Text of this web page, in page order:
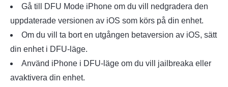
Gå till DFU Mode iPhone om du vill nedgradera den
uppdaterade versionen av iOS som körs på din enhet.
Om du vill ta bort en utgången betaversion av iOS, sätt
din enhet i DFU-läge.
Använd iPhone i DFU-läge om du vill jailbreaka eller
avaktivera din enhet.